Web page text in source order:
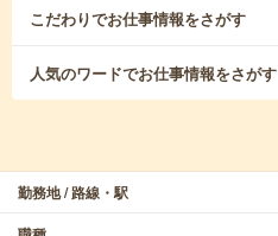
こだわりでお仕事情報をさがす
人気のワードでお仕事情報をさがす
勤務地 / 路線・駅